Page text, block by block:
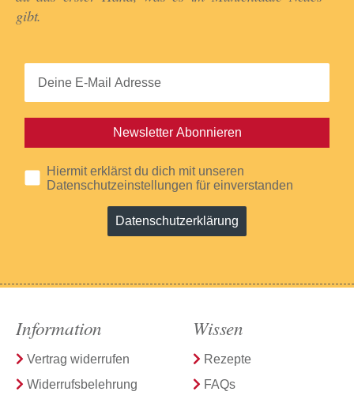
gibt.​
Newsletter Abonnieren
Hiermit erklärst du dich mit unseren
Datenschutzeinstellungen für einverstanden
Datenschutzerklärung
Information
Vertrag widerrufen
Widerrufsbelehrung
Wissen
Rezepte
FAQs